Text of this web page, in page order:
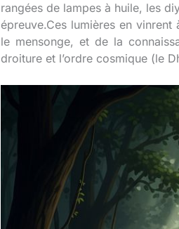
rangées de lampes à huile, les
épreuve.Ces lumières en
le mensonge, et de la
droiture et l’ordre cosmique (le